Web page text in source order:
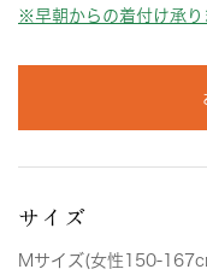
※早朝からの着付け承り
サイズ
Mサイズ(女性150-